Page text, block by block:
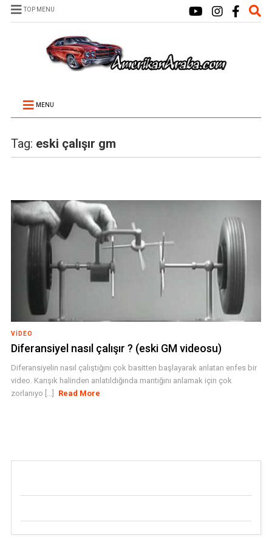
TOP MENU
MENU
Tag: eski çalışır gm
VIDEO
Diferansiyel nasıl çalışır ? (eski GM videosu)
Diferansiyelin nasıl çalıştığını çok basitten başlayarak anlatan enfes bir
video. Karışık halinden anlatıldığında mantığını anlamak için çok
zorlanıyo [...]
Read More